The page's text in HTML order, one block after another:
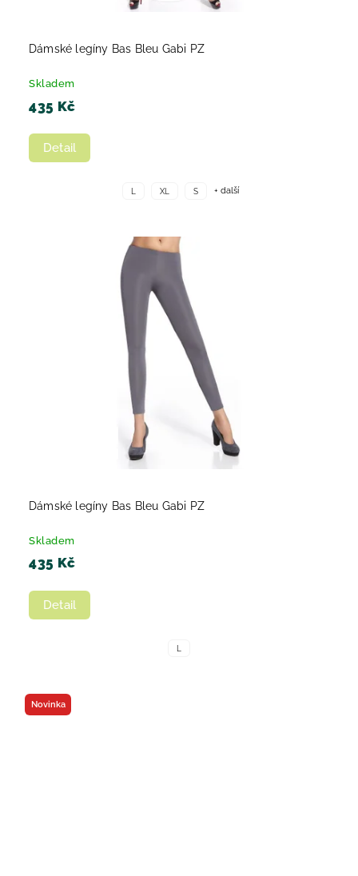
Dámské legíny Bas Bleu Gabi PZ
Skladem
435 Kč
Detail
L XL S + další
Dámské legíny Bas Bleu Gabi PZ
Skladem
435 Kč
Detail
Novinka